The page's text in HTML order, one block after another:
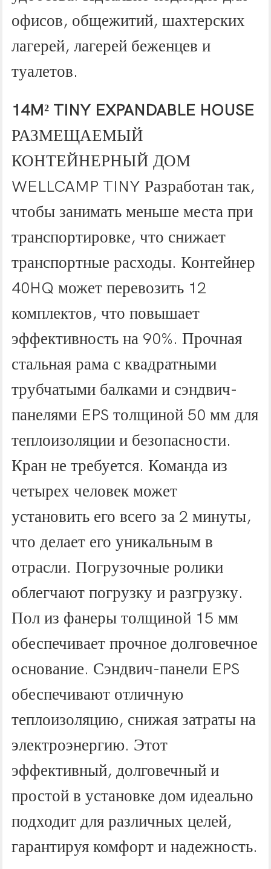
офисов, общежитий, шахтерских
лагерей, лагерей беженцев и
туалетов.
14M² TINY EXPANDABLE HOUSE
РАЗМЕЩАЕМЫЙ
КОНТЕЙНЕРНЫЙ ДОМ
WELLCAMP TINY Разработан так,
чтобы занимать меньше места при
транспортировке, что снижает
транспортные расходы. Контейнер
40HQ может перевозить 12
комплектов, что повышает
эффективность на 90%. Прочная
стальная рама с квадратными
трубчатыми балками и сэндвич-
панелями EPS толщиной 50 мм для
теплоизоляции и безопасности.
Кран не требуется. Команда из
четырех человек может
установить его всего за 2 минуты,
что делает его уникальным в
отрасли. Погрузочные ролики
облегчают погрузку и разгрузку.
Пол из фанеры толщиной 15 мм
обеспечивает прочное долговечное
основание. Сэндвич-панели EPS
обеспечивают отличную
теплоизоляцию, снижая затраты на
электроэнергию. Этот
эффективный, долговечный и
простой в установке дом идеально
подходит для различных целей,
гарантируя комфорт и надежность.